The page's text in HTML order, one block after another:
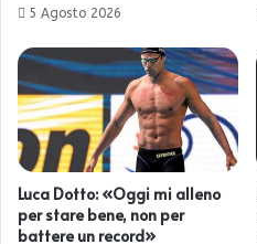
5 Agosto 2026
Luca Dotto: «Oggi mi alleno
per stare bene, non per
battere un record»